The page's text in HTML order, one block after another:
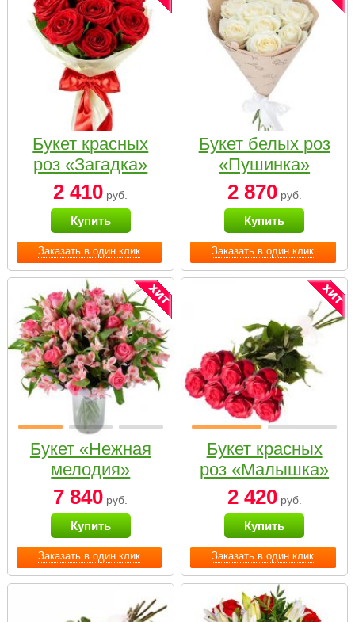
Заказать в один клик
Букет красных
роз «Загадка»
2 410 руб.
Купить
Заказать в один клик
Букет белых роз
«Пушинка»
2 870руб.
Купить
Заказать в один клик
Букет «Нежная
мелодия»
7 840 руб.
Купить
Заказать в один клик
Букет красных
роз «Малышка»
2 420руб.
Купить